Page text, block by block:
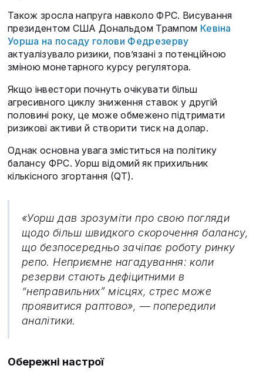
Також зросла напруга навколо ФРС. Висування
президентом США Дональдом Трампом Кевіна
Уорша на посаду голови Федрезерву
актуалізувало ризики, пов’язані з потенційною
зміною монетарного курсу регулятора.
Якщо інвестори почнуть очікувати більш
агресивного циклу зниження ставок у другій
половині року, це може обмежено підтримати
ризикові активи й створити тиск на долар.
Однак основна увага зміститься на політику
балансу ФРС. Уорш відомий як прихильник
кількісного згортання (QT).
«Уорш дав зрозуміти про свою погляди
щодо більш швидкого скорочення балансу,
що безпосередньо зачіпає роботу ринку
репо. Неприємне нагадування: коли
резерви стають дефіцитними в
“неправильних” місцях, стрес може
проявитися раптово», — попередили
аналітики.
Обережні настрої